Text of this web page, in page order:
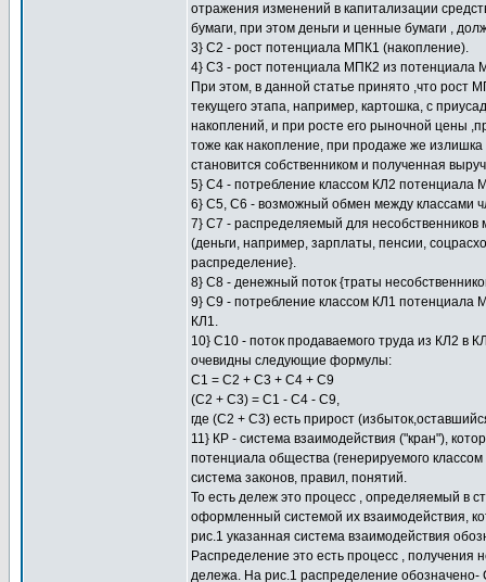
отражения изменений в капитализации
бумаги, при этом деньги и ценные бумаги ,
3} С2 - рост потенциала МПК1 (накопление).
4} С3 - рост потенциала МПК2 из потенциала
При этом, в данной статье принято ,что рост
текущего этапа, например, картошка, с
накоплений, и при росте его рыночной цены
тоже как накопление, при продаже же излишка
становится собственником и полученная
5} С4 - потребление классом КЛ2 потенциала
6} С5, С6 - возможный обмен между классами
7} С7 - распределяемый для
(деньги, например, зарплаты, пенсии,
распределение}.
8} С8 - денежный поток {траты
9} С9 - потребление классом КЛ1 потенциала
КЛ1.
10} С10 - поток продаваемого труда из КЛ2 в
очевидны следующие формулы:
С1 = С2 + С3 + С4 + С9
(С2 + С3) = С1 - С4 - С9,
где (С2 + С3) есть прирост
11} КР - система взаимодействия ("кран"),
потенциала общества (генерируемого
система законов, правил, понятий.
То есть дележ это процесс , определяемый в
оформленный системой их взаимодействия,
рис.1 указанная система взаимодействия
Распределение это есть процесс ,
дележа. На рис.1 распределение обозначено-